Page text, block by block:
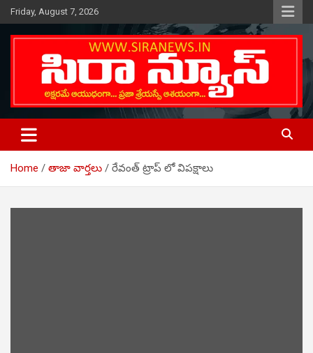
Skip
to
content
Friday, August 7, 2026
SIRA NEWS
Telugu Online News Daily
Home తాజా వార్తలు రేవంత్ ట్రాప్ లో విపక్షాలు